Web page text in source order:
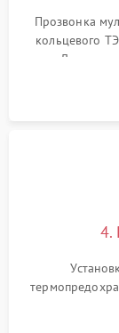
Прозвонка
кольцевого
4.
выгоревших